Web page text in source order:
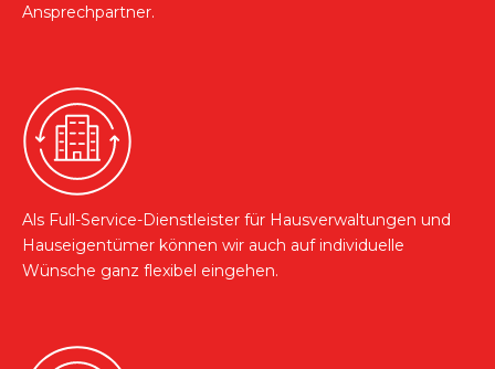
Ansprechpartner.
Als Full-Service-Dienstleister für Hausverwaltungen und
Hauseigentümer können wir auch auf individuelle
Wünsche ganz flexibel eingehen.